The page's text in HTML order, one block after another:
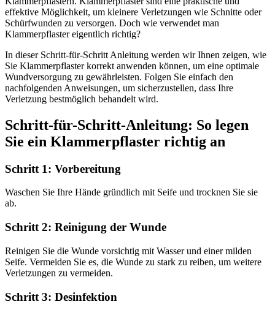
effektive Möglichkeit, um kleinere Verletzungen wie Schnitte oder
Schürfwunden zu versorgen. Doch wie verwendet man
Klammerpflaster eigentlich richtig?
In dieser Schritt-für-Schritt Anleitung werden wir Ihnen zeigen, wie
Sie Klammerpflaster korrekt anwenden können, um eine optimale
Wundversorgung zu gewährleisten. Folgen Sie einfach den
nachfolgenden Anweisungen, um sicherzustellen, dass Ihre
Verletzung bestmöglich behandelt wird.
Schritt-für-Schritt-Anleitung: So legen
Sie ein Klammerpflaster richtig an
Schritt 1: Vorbereitung
Waschen Sie Ihre Hände gründlich mit Seife und trocknen Sie sie
ab.
Schritt 2: Reinigung der Wunde
Reinigen Sie die Wunde vorsichtig mit Wasser und einer milden
Seife. Vermeiden Sie es, die Wunde zu stark zu reiben, um weitere
Verletzungen zu vermeiden.
Schritt 3: Desinfektion